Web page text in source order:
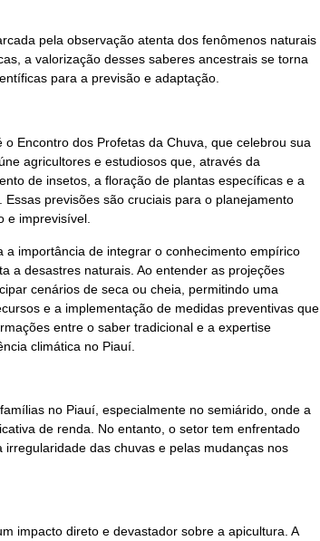
pela observação atenta dos fenômenos naturais
a valorização desses saberes ancestrais se torna
para a previsão e adaptação.
Encontro dos Profetas da Chuva, que celebrou sua
agricultores e estudiosos que, através da
de insetos, a floração de plantas específicas e a
previsões são cruciais para o planejamento
e imprevisível.
importância de integrar o conhecimento empírico
a desastres naturais. Ao entender as projeções
cenários de seca ou cheia, permitindo uma
e a implementação de medidas preventivas que
entre o saber tradicional e a expertise
climática no Piauí.
no Piauí, especialmente no semiárido, onde a
de renda. No entanto, o setor tem enfrentado
das chuvas e pelas mudanças nos
impacto direto e devastador sobre a apicultura. A